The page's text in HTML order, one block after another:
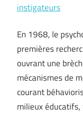
instigateurs
En 1968, le
premières
ouvrant une
mécanismes de
courant
milieux